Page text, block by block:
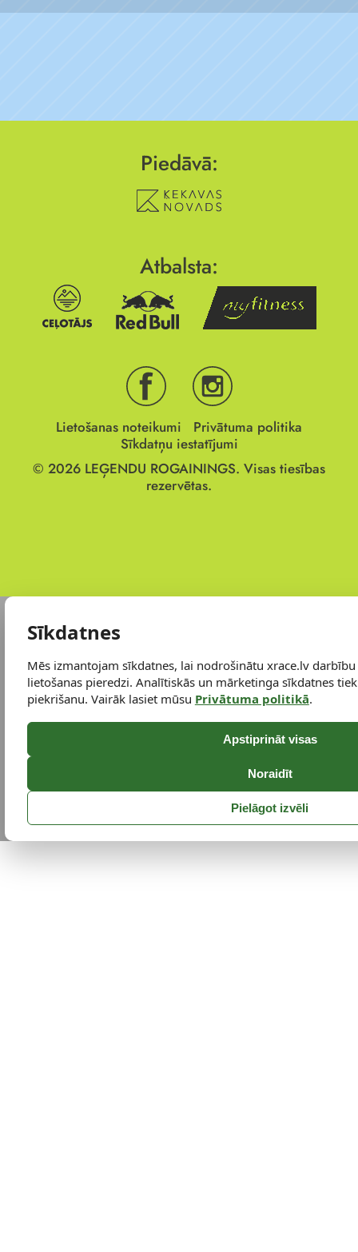
Piedāvā:
Atbalsta:
Lietošanas noteikumi
Privātuma politika
Sīkdatņu iestatījumi
© 2026 LEĢENDU ROGAININGS. Visas tiesības
rezervētas.
Sīkdatnes
Mēs izmantojam sīkdatnes, lai nodrošinātu xrace.lv
lietošanas pieredzi. Analītiskās un mārketinga sīkdatnes
piekrišanu. Vairāk lasiet mūsu Privātuma politikā.
Apstiprināt visas
Noraidīt
Pielāgot izvēli